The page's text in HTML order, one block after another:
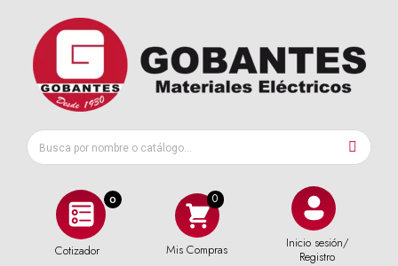
0
Cotizador Mis Compras
Inicio sesión/
Registro